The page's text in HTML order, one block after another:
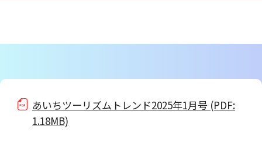
あいちツーリズムトレンド2025年1月号 (PDF:
1.18MB)